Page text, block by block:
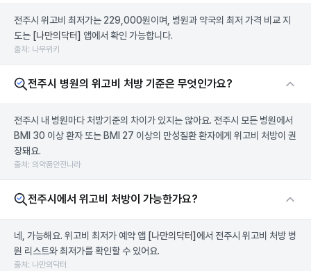
전주시 위고비 최저가는 229,000원이며, 병원과 약국의 최저 가격 비교 지
도는 [나만의닥터] 앱에서 확인 가능합니다.
출처: 나무위키
전주시 병원의 위고비 처방 기준은 무엇인가요?
전주시 내 병원마다 처방기준의 차이가 있지는 않아요. 전주시 모든 병원에서
BMI 30 이상 환자 또는 BMI 27 이상의 만성질환 환자에게 위고비 처방이 권
장돼요.
출처: 의약품안전나라
전주시에서 위고비 처방이 가능한가요?
네, 가능해요. 위고비 최저가 예약 앱 [나만의닥터] 에서 전주시 위고비 처방 병
원 리스트와 최저가를 확인할 수 있어요.
출처: 나만의닥터